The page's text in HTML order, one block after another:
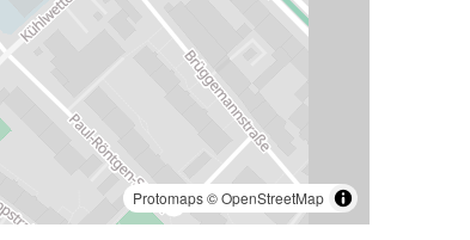
Protomaps©OpenStreetMap